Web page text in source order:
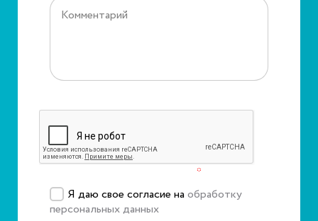
*
Я даю свое согласие на обработку
персональных данных